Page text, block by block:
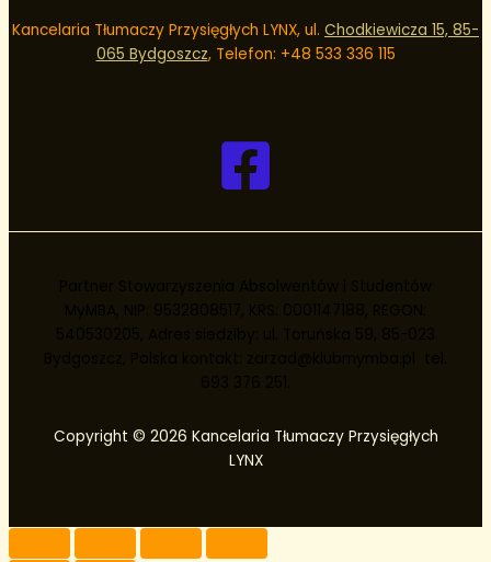
Kancelaria Tłumaczy Przysięgłych LYNX, ul. Chodkiewicza 15, 85-
065 Bydgoszcz, Telefon: +48 533 336 115
Copyright © 2026 Kancelaria Tłumaczy Przysięgłych
LYNX